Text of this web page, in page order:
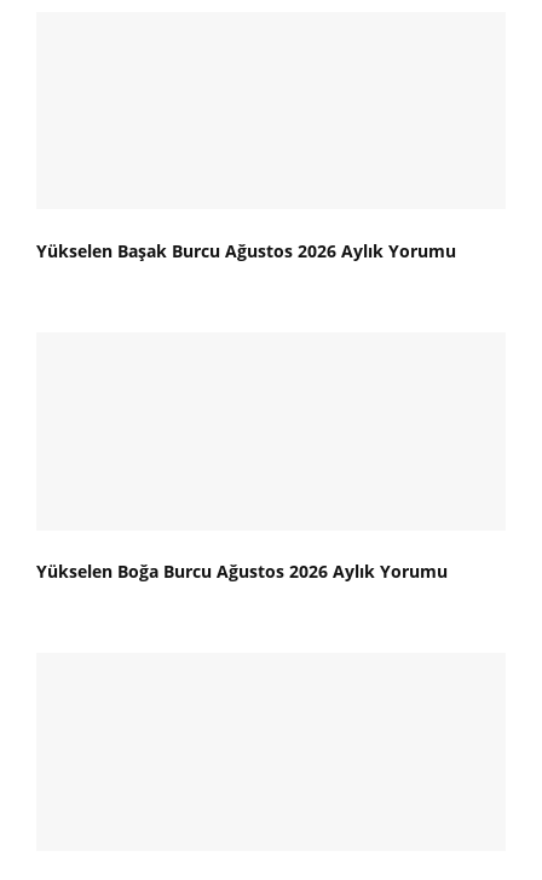
Yükselen Başak Burcu Ağustos 2026 Aylık Yorumu
Yükselen Boğa Burcu Ağustos 2026 Aylık Yorumu